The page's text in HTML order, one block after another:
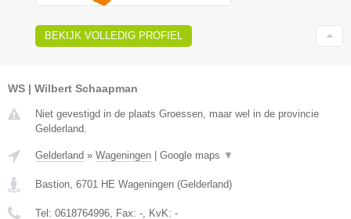
BEKIJK VOLLEDIG PROFIEL
WS | Wilbert Schaapman
Niet gevestigd in de plaats Groessen, maar wel in de provincie
Gelderland.
Gelderland » Wageningen Google maps ▼
Bastion 6701 HE Wageningen (Gelderland)
Tel: 0618764996 , Fax: - , KvK: -